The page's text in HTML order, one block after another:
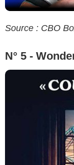
Source : CBO
N° 5 -